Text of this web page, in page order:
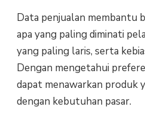
Data penjualan membantu
apa yang paling diminati
yang paling laris, serta
Dengan mengetahui
dapat menawarkan produk
dengan kebutuhan pasar.